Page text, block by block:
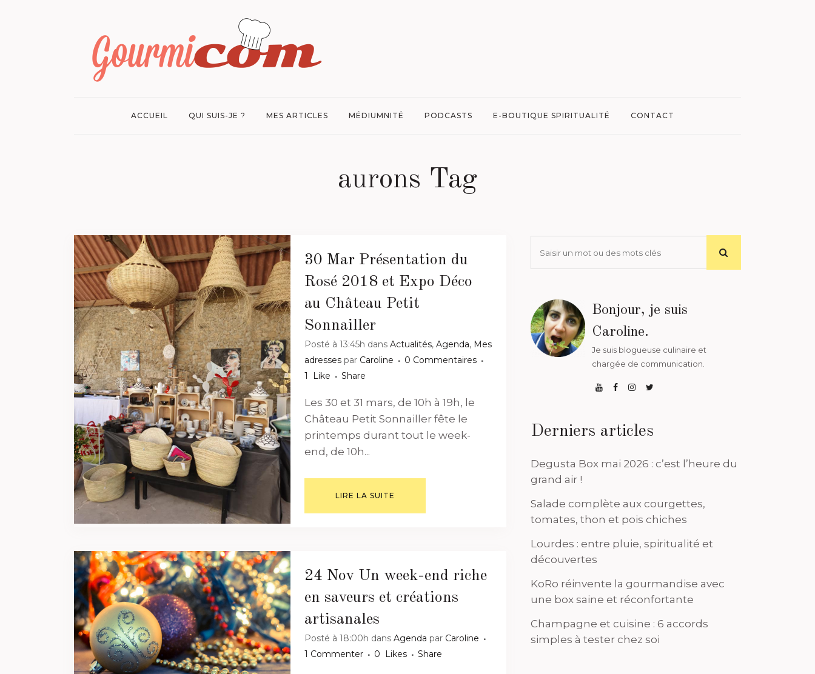
ACCUEIL QUI SUIS-JE ? MES ARTICLES MÉDIUMNITÉ PODCASTS E-BOUTIQUE SPIRITUALITÉ CONTACT
aurons Tag
30 Mar Présentation du
Rosé 2018 et Expo Déco
au Château Petit
Sonnailler
Posté à 13:45h dans Actualités, Agenda, Mes
adresses par Caroline
0 Commentaires
1
Like Share
Les 30 et 31 mars, de 10h à 19h, le
Château Petit Sonnailler fête le
printemps durant tout le week-
end, de 10h...
LIRE LA SUITE
24 Nov Un week-end riche
en saveurs et créations
artisanales
Posté à 18:00h dans Agenda par Caroline
1 Commenter
0 Likes Share
Bonjour, je suis
Caroline.
Je suis blogueuse culinaire et
chargée de communication.
Derniers articles
Degusta Box mai 2026 : c’est l’heure du
grand air !
Salade complète aux courgettes,
tomates, thon et pois chiches
Lourdes : entre pluie, spiritualité et
découvertes
KoRo réinvente la gourmandise avec
une box saine et réconfortante
Champagne et cuisine : 6 accords
simples à tester chez soi